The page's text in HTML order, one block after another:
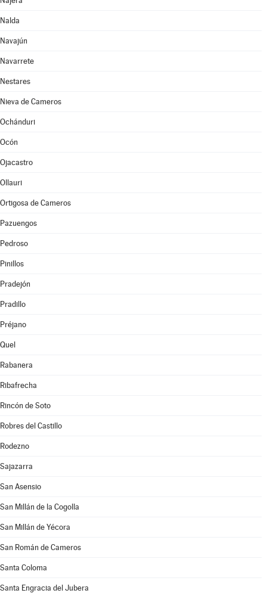
Nalda
Navajún
Navarrete
Nestares
Nieva de Cameros
Ochánduri
Ocón
Ojacastro
Ollauri
Ortigosa de Cameros
Pazuengos
Pedroso
Pinillos
Pradejón
Pradillo
Préjano
Quel
Rabanera
Ribafrecha
Rincón de Soto
Robres del Castillo
Rodezno
Sajazarra
San Asensio
San Millán de la Cogolla
San Millán de Yécora
San Román de Cameros
Santa Coloma
Santa Engracia del Jubera